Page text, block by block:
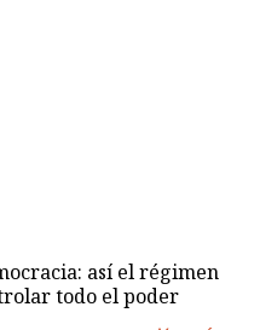
así el régimen
todo el poder